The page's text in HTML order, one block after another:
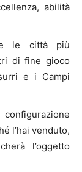
abilità
le città più
di fine gioco
e i Campi
l’hai venduto,
l’oggetto